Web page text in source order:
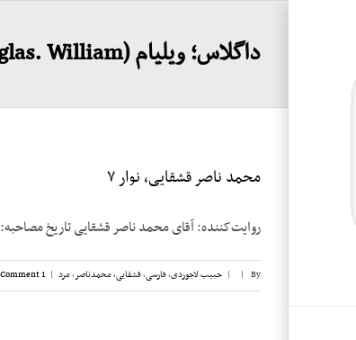
داگلاس؛ ویلیام (Douglas. William)
محمد ناصر قشقایی، نوار ۷
روایت‌کننده: آقای محمد ناصر قشقایی تاریخ مصاحبه: ۳ فوریه ۱۹۸۳ محل‌مصاحبه: لاس‌وگاس ـ [...]
By
|
| حبیب لاجوردی,فارسی,قشقایی، محمدناصر,مرد |
1 Comment